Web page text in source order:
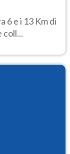
6 e i 13 Km di
coll...